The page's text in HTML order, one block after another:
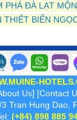
PHÁ ĐÀ LẠT
THIẾT BIỂN
Us] [Contact
Tran Hung Dao,
(+84) 898 885